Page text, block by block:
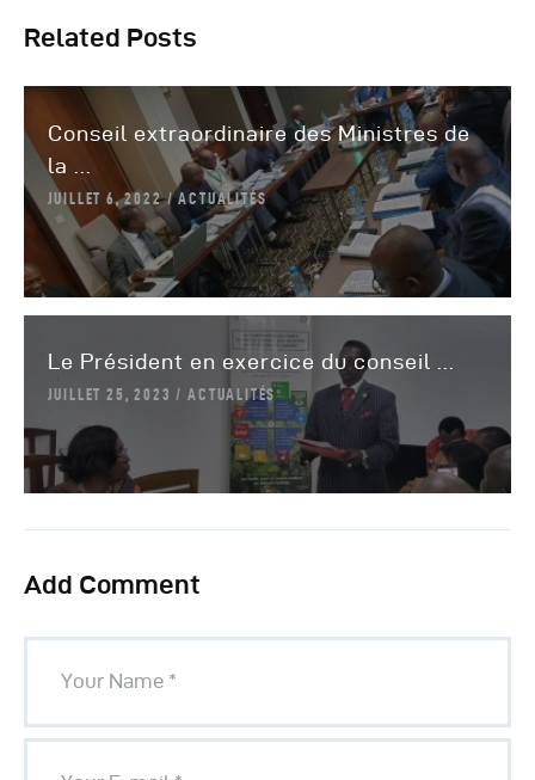
Related Posts
Conseil extraordinaire des Ministres de
la ...
JUILLET 6, 2022 ACTUALITÉS
Le Président en exercice du conseil ...
JUILLET 25, 2023 ACTUALITÉS
Add Comment